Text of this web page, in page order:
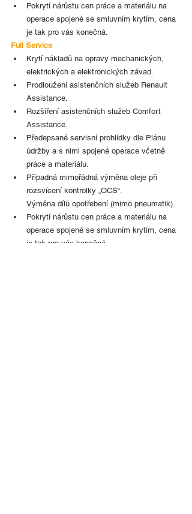
Pokrytí nárůstu cen práce a materiálu na
operace spojené se smluvním krytím, cena
je tak pro vás konečná.
Full Service
Krytí nákladů na opravy mechanických,
elektrických a elektronických závad.
Prodloužení asistenčních služeb Renault
Assistance.
Rozšíření asistenčních služeb Comfort
Assistance.
Předepsané servisní prohlídky dle Plánu
údržby a s nimi spojené operace včetně
práce a materiálu.
Případná mimořádná výměna oleje při
rozsvícení kontrolky „OCS“.
Výměna dílů opotřebení (mimo pneumatik).
Pokrytí nárůstu cen práce a materiálu na
operace spojené se smluvním krytím, cena
je tak pro vás konečná.